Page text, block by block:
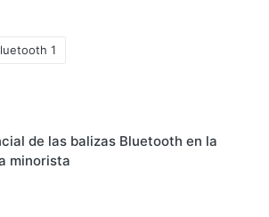
1
de las balizas Bluetooth en la
minorista